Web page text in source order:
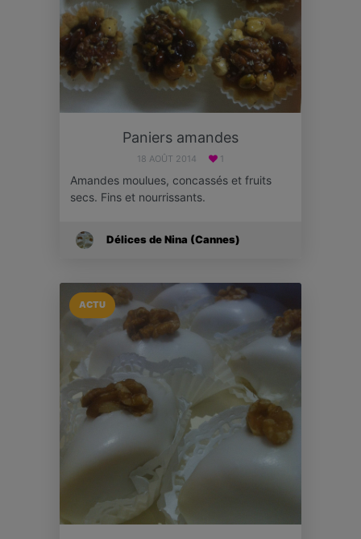
Paniers amandes
18 AOÛT 2014 1
Amandes moulues, concassés et fruits
secs. Fins et nourrissants.
Délices de Nina (Cannes)
ACTU